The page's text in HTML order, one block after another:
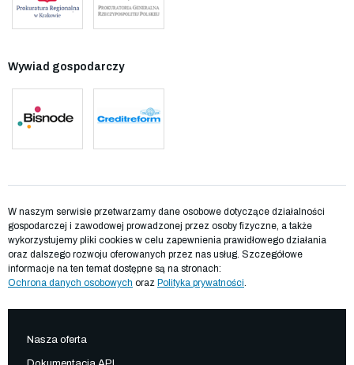
Wywiad gospodarczy
W naszym serwisie przetwarzamy dane osobowe dotyczące działalności
gospodarczej i zawodowej prowadzonej przez osoby fizyczne, a także
wykorzystujemy pliki cookies w celu zapewnienia prawidłowego działania
oraz dalszego rozwoju oferowanych przez nas usług. Szczegółowe
informacje na ten temat dostępne są na stronach:
Ochrona danych osobowych oraz Polityka prywatności.
Nasza oferta